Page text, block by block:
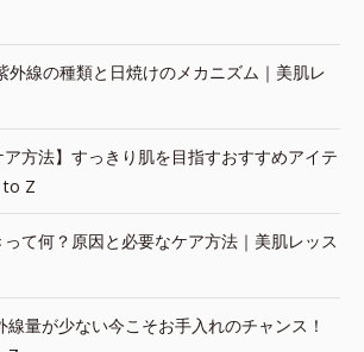
外線の種類と日焼けのメカニズム｜美肌レ
ア方法】すっきり肌を目指すおすすめアイテ
to Z
て何？原因と必要なケア方法｜美肌レッス
線量が少ない今こそお手入れのチャンス！